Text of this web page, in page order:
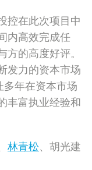
控在此次项目中
内高效完成任
的高度好评。
发力的资本市场
多年在资本市场
丰富执业经验和
林青松、胡光建